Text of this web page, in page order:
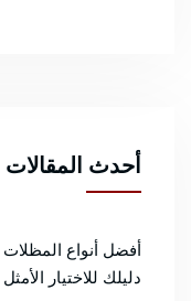
أحدث المقالات
أفضل أنواع المظلات
دليلك للاختيار الأمثل